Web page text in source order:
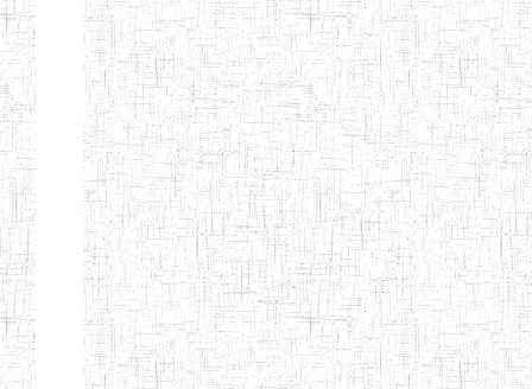
CJARC
ENIEG LA
PENSEE
28/12/2007 ENIEG Privé
ENIEG PRIVEE
AIME-CESAIRE
28/08/2009 ENIEG Privé
ENIEG
SIANTOU
03/06/2014 ENIEG Privé
ENIEG LA
26/05/2014 ENIEG Privé